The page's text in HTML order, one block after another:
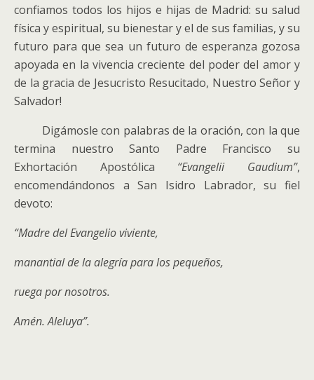
confiamos todos los hijos e hijas de Madrid: su salud
física y espiritual, su bienestar y el de sus familias, y su
futuro para que sea un futuro de esperanza gozosa
apoyada en la vivencia creciente del poder del amor y
de la gracia de Jesucristo Resucitado, Nuestro Señor y
Salvador!
Digámosle con palabras de la oración, con la que
termina nuestro Santo Padre Francisco su
Exhortación Apostólica “Evangelii Gaudium”,
encomendándonos a San Isidro Labrador, su fiel
devoto:
“Madre del Evangelio viviente,
manantial de la alegría para los pequeños,
ruega por nosotros.
Amén. Aleluya”.